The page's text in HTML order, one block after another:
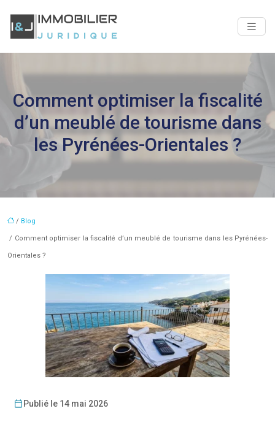
Comment optimiser la fiscalité
d’un meublé de tourisme dans
les Pyrénées-Orientales ?
/ Blog
/ Comment optimiser la fiscalité d’un meublé de tourisme dans les Pyrénées-
Orientales ?
Publié le 14 mai 2026